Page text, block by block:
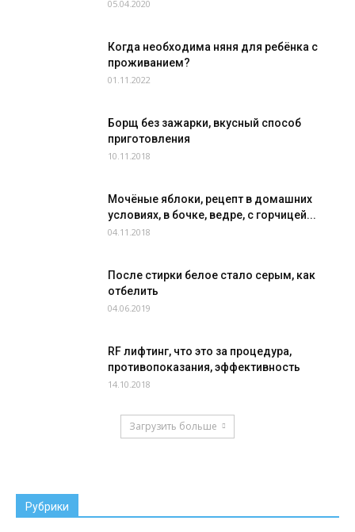
05.04.2020
Когда необходима няня для ребёнка с
проживанием?
01.11.2022
Борщ без зажарки, вкусный способ
приготовления
10.11.2018
Мочёные яблоки, рецепт в домашних
условиях, в бочке, ведре, с горчицей...
04.11.2018
После стирки белое стало серым, как
отбелить
04.06.2019
RF лифтинг, что это за процедура,
противопоказания, эффективность
14.10.2018
Загрузить больше
Рубрики